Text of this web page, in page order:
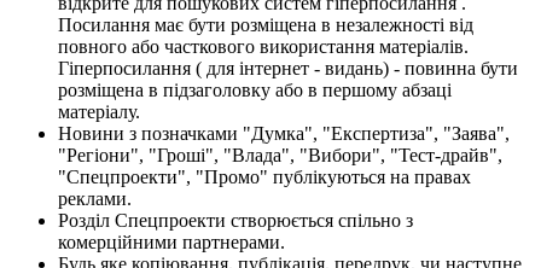
Посилання має бути розміщена в незалежності від
повного або часткового використання матеріалів.
Гіперпосилання ( для інтернет - видань) - повинна бути
розміщена в підзаголовку або в першому абзаці
матеріалу.
Новини з позначками "Думка", "Експертиза", "Заява",
"Регіони", "Гроші", "Влада", "Вибори", "Тест-драйв",
"Спецпроекти", "Промо" публікуються на правах
реклами.
Розділ Спецпроекти створюється спільно з
комерційними партнерами.